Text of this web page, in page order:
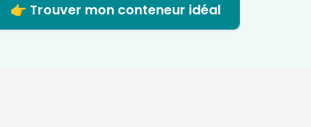
👉 Trouver mon conteneur idéal